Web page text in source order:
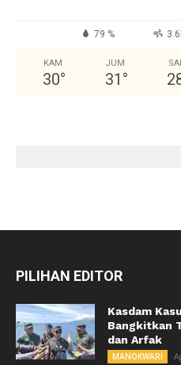
79 %
KAM
30°
JUM
31 °
PILIHAN EDITOR
Kasdam
Bangkitkan
dan Arfak
MANOKWARI